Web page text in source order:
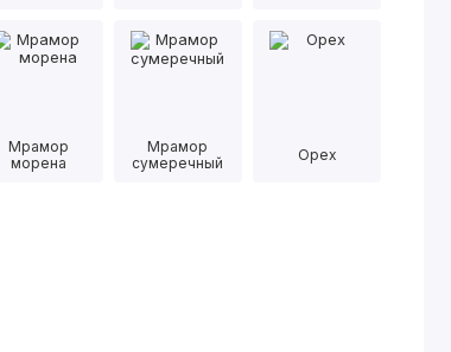
Мрамор
морена
Мрамор
сумеречный
Орех